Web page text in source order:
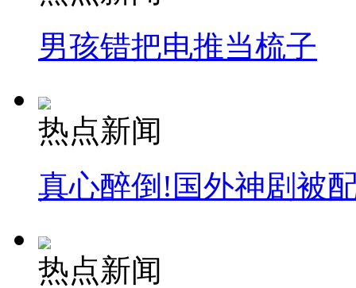
男孩错把电推当梳子
热点新闻
真心醉倒!国外神剧被
热点新闻